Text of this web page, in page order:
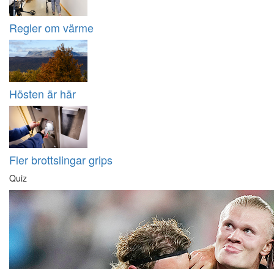
Regler om värme
Hösten är här
Fler brottslingar grips
Quiz